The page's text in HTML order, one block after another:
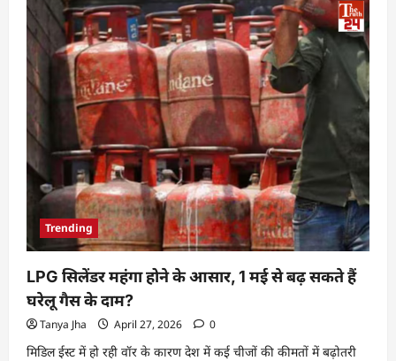
Trending
LPG सिलेंडर महंगा होने के आसार, 1 मई से बढ़ सकते हैं
घरेलू गैस के दाम?
Tanya Jha April 27, 2026 0
मिडिल ईस्ट में हो रही वॉर के कारण देश में कई चीजों की कीमतों में बढ़ोतरी